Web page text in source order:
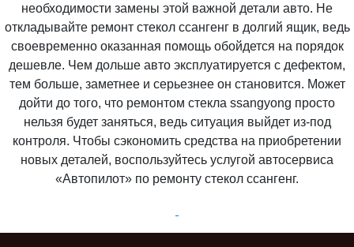
необходимости замены этой важной детали авто. Не
откладывайте ремонт стекол ссангенг в долгий ящик, ведь
своевременно оказанная помощь обойдется на порядок
дешевле. Чем дольше авто эксплуатируется с дефектом,
тем больше, заметнее и серьезнее он становится. Может
дойти до того, что ремонтом стекла ssangyong просто
нельзя будет заняться, ведь ситуация выйдет из-под
контроля. Чтобы сэкономить средства на приобретении
новых деталей, воспользуйтесь услугой автосервиса
«Автопилот» по ремонту стекол ссангенг.